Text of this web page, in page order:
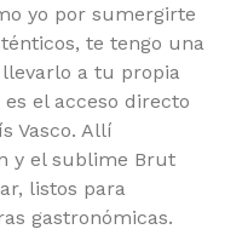
yo por sumergirte
te tengo una
llevarlo a tu propia
el acceso directo
Vasco. Allí
y el sublime Brut
listos para
gastronómicas.